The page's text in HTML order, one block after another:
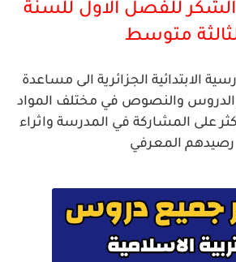
للفصل الاول للسنة
متوسط
الابتدائية الجزائرية الى مساعدة
الدروس والنصوص في مختلف المواد
على المشاركة في المدرسة واثراء
رصيدهم المعرفي